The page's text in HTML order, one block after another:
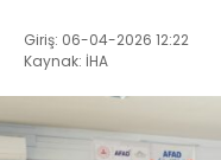
Giriş: 06-04-2026 12:22
Kaynak: İHA